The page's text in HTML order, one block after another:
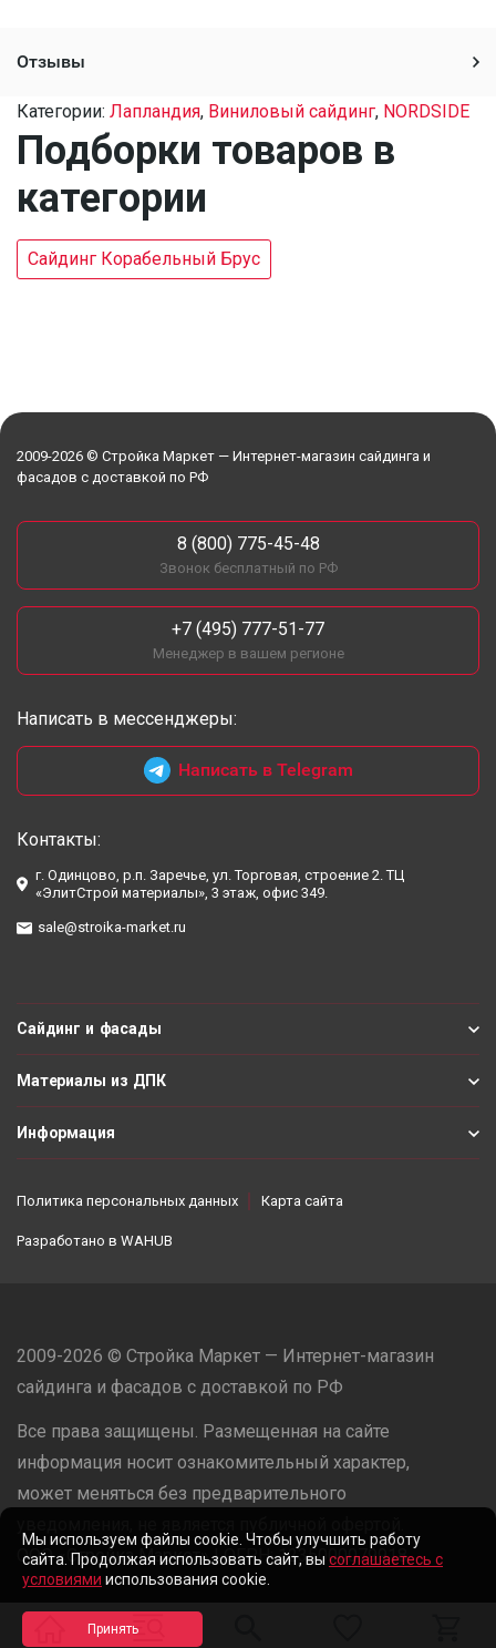
Отзывы
Категории: Лапландия, Виниловый сайдинг, NORDSIDE
Подборки товаров в
категории
Сайдинг Корабельный Брус
2009-2026 © Стройка Маркет — Интернет-магазин сайдинга и
фасадов с доставкой по РФ
8 (800) 775-45-48
Звонок бесплатный по РФ
+7 (495) 777-51-77
Менеджер в вашем регионе
Написать в мессенджеры:
Написать в Telegram
Контакты:
г. Одинцово, р.п. Заречье, ул. Торговая, строение 2. ТЦ
«ЭлитСтрой материалы», 3 этаж, офис 349.
sale@stroika-market.ru
Сайдинг и фасады
Материалы из ДПК
Информация
Политика персональных данных Карта сайта
Разработано в WAHUB
2009-2026 © Стройка Маркет — Интернет-магазин
сайдинга и фасадов с доставкой по РФ
Все права защищены. Размещенная на сайте
информация носит ознакомительный характер,
может меняться без предварительного
ООО «Стройка Маркет» | ОГРН: 1235000079918
Разработано в
Мы используем файлы cookie. Чтобы улучшить работу
сайта. Продолжая использовать сайт, вы соглашаетесь с
условиями использования cookie.